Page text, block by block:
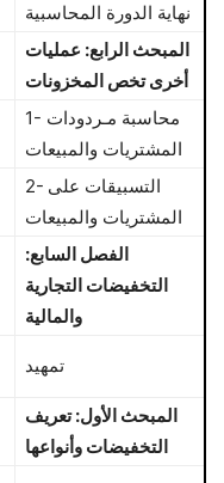
نهاية الدورة المحاسبية
المبحث الرابع: عمليات
أخرى تخص المخزونات
1- محاسبة مـردودات
المشتريات والمبيعات
2- التسبيقات على
المشتريات والمبيعات
الفصل السابع:
التخفيضات التجارية
والمالية
تمهيد
المبحث الأول: تعريف
التخفيضات وأنواعها